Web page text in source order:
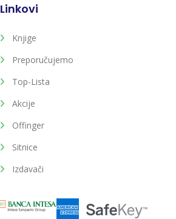
Linkovi
Knjige
Preporučujemo
Top-Lista
Akcije
Offinger
Sitnice
Izdavači